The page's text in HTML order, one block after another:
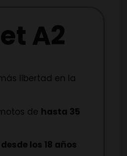
A2
libertad en la
de hasta 35
desde los 18 años